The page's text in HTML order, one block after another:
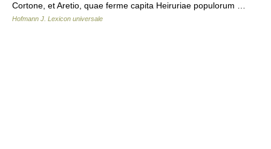
Cortone, et Aretio, quae ferme capita Heiruriae populorum …
Hofmann J. Lexicon universale